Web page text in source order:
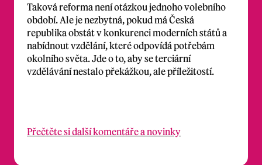
Taková reforma není otázkou jednoho volebního
období. Ale je nezbytná, pokud má Česká
republika obstát v konkurenci moderních států a
nabídnout vzdělání, které odpovídá potřebám
okolního světa. Jde o to, aby se terciární
vzdělávání nestalo překážkou, ale příležitostí.
Přečtěte si další komentáře a novinky